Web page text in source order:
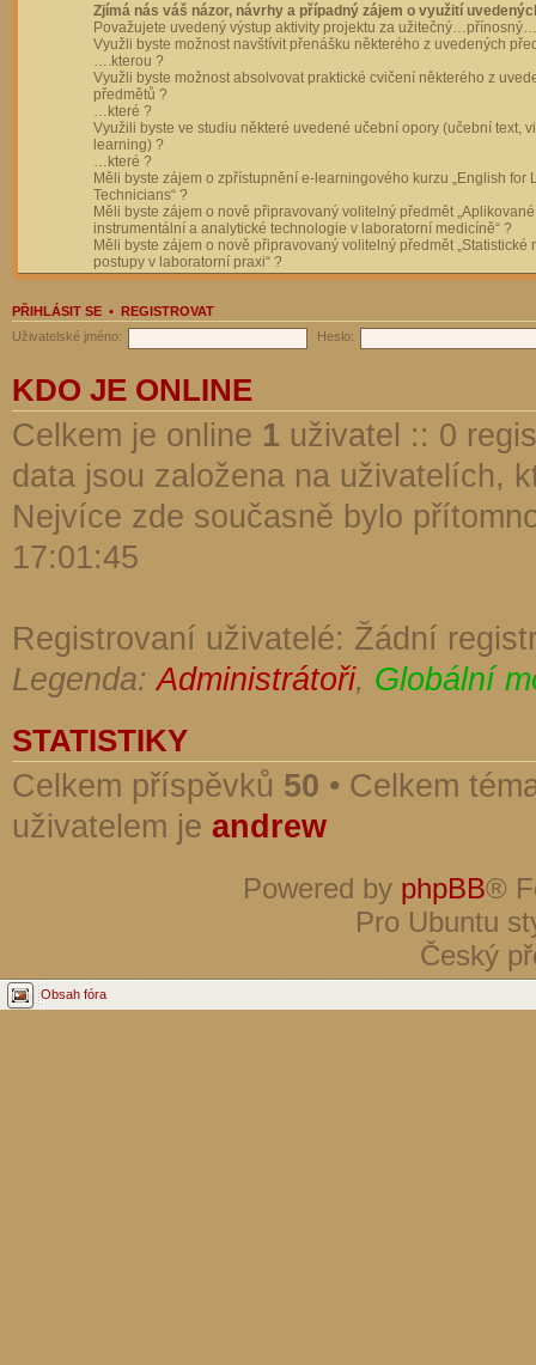
Zjímá nás váš názor, návrhy a případný zájem o využití
Považujete uvedený výstup aktivity projektu za
Využli byste možnost navštívit přenášku některého z uvedených
….kterou ?
Využli byste možnost absolvovat praktické cvičení některého z
předmětů ?
…které ?
Využili byste ve studiu některé uvedené učební opory (učební text,
learning) ?
…které ?
Měli byste zájem o zpřístupnění e-learningového kurzu „English for
Technicians“ ?
Měli byste zájem o nově připravovaný volitelný předmět „Aplikované
instrumentální a analytické technologie v laboratorní medicíně“ ?
Měli byste zájem o nově připravovaný volitelný předmět „Statistické
postupy v laboratorní praxi“ ?
PŘIHLÁSIT SE • REGISTROVAT
Uživatelské jméno:
Heslo:
KDO JE ONLINE
Celkem je online 1 uživatel :: 0
data jsou založena na uživatelích,
Nejvíce zde současně bylo
17:01:45
Registrovaní uživatelé: Žádní
Legenda:Administrátoři, Globální
STATISTIKY
Celkem příspěvků 50 • Celkem
uživatelem je andrew
Powered by phpBB®
Pro Ubuntu
Český
Obsah fóra